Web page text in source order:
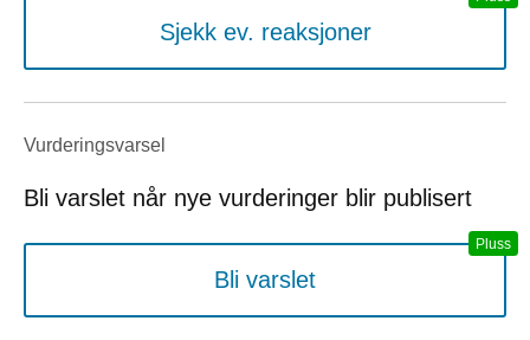
Sjekk ev. reaksjoner
Vurderings­varsel
Bli varslet når nye vurderinger blir publisert
Bli varslet